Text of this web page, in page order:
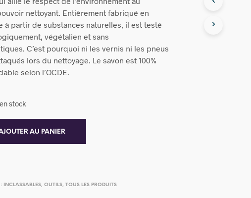
nettoyant. Entièrement fabriqué en
à partir de substances naturelles, il est testé
végétalien et sans
C’est pourquoi ni les vernis ni les pneus
lors du nettoyage. Le savon est 100%
selon l’OCDE.
stock
AU PANIER
INCLASSABLES,OUTILS,TOUS LES PRODUITS